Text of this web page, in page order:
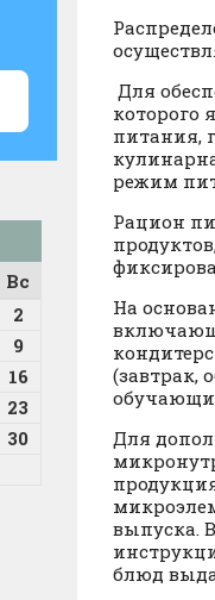
Для
которого
питания,
режим
Рацион
На
(завтрак,
Для
выпуска.
блюд
Вс
2
9
16
23
30